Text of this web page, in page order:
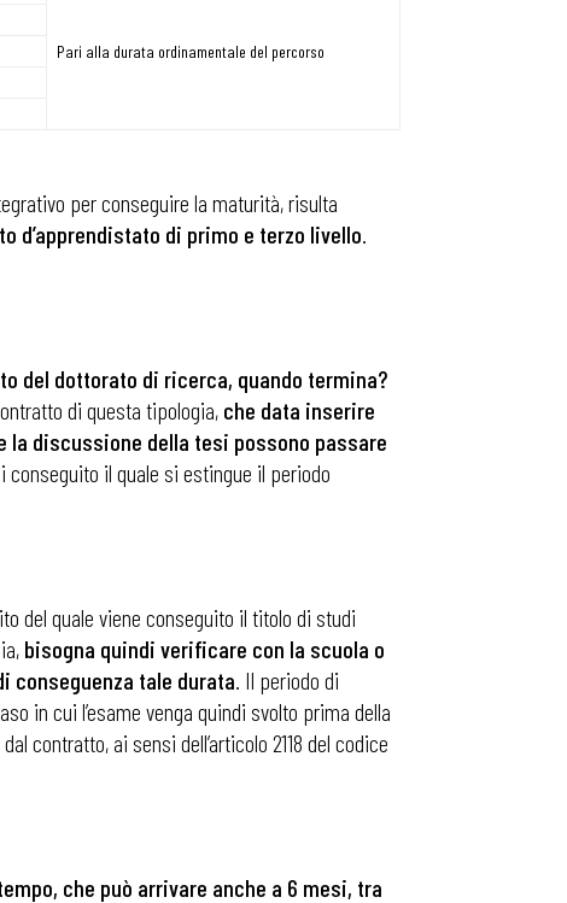
Pari alla durata ordinamentale del percorso
per conseguire la maturità, risulta
d’apprendistato di primo e terzo livello.
del dottorato di ricerca, quando termina?
di questa tipologia, che data inserire
la discussione della tesi possono passare
il quale si estingue il periodo
del quale viene conseguito il titolo di studi
bisogna quindi verificare con la scuola o
conseguenza tale durata. Il periodo di
in cui l’esame venga quindi svolto prima della
contratto, ai sensi dell’articolo 2118 del codice
che può arrivare anche a 6 mesi, tra